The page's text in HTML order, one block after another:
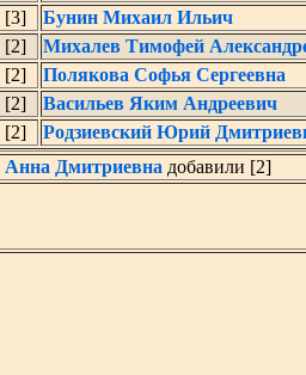
[3]
Бунин Михаил Ильич
[2]
Михалев Тимофей
[2]
Полякова Софья Сергеевна
[2]
Васильев Яким Андреевич
[2]
Родзиевский Юрий
Анна Дмитриевна добавили [2]